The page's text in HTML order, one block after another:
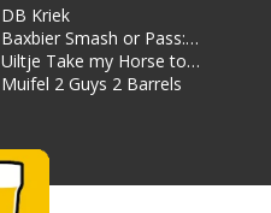
DB Kriek
Baxbier Smash or Pass:
Strata
Uiltje Take my Horse to
the Hotel Room
Muifel 2 Guys 2 Barrels